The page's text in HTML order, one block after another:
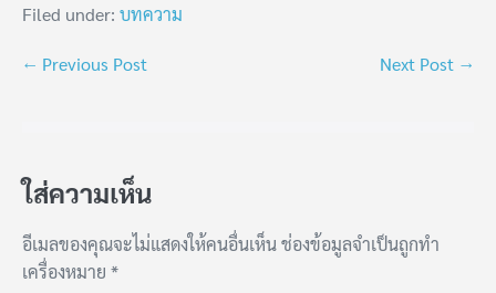
Filed under: บทความ
← Previous Post Next Post →
ใส่ความเห็น
อีเมลของคุณจะไม่แสดงให้คนอื่นเห็นช่องข้อมูลจำเป็นถูกทำ
เครื่องหมาย *